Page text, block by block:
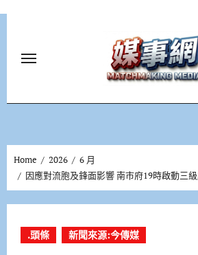
Home 2026
6 月
因應對流胞及鋒面影響 南市府19時啟動三
.頭條 新聞來源:今傳媒